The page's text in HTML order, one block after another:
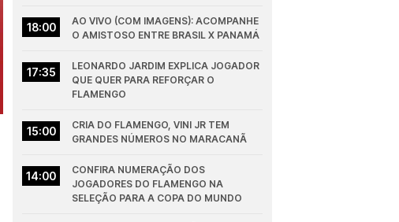
18:00
AO VIVO (COM IMAGENS): ACOMPANHE
O AMISTOSO ENTRE BRASIL X PANAMÁ
17:35
LEONARDO JARDIM EXPLICA JOGADOR
QUE QUER PARA REFORÇAR O
FLAMENGO
15:00
CRIA DO FLAMENGO, VINI JR TEM
GRANDES NÚMEROS NO MARACANÃ
14:00
CONFIRA NUMERAÇÃO DOS
JOGADORES DO FLAMENGO NA
SELEÇÃO PARA A COPA DO MUNDO